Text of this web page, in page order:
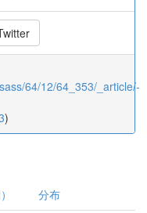
64/12/64_353/_article/-
)
分布